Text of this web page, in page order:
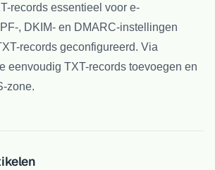
records essentieel voor e-
, DKIM- en DMARC-instellingen
records geconfigureerd. Via
eenvoudig TXT-records toevoegen en
zone.